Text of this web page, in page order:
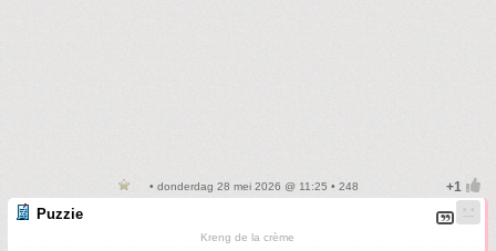
• donderdag 28 mei 2026 @ 11:25 • 248
Puzzie
Kreng de la crème